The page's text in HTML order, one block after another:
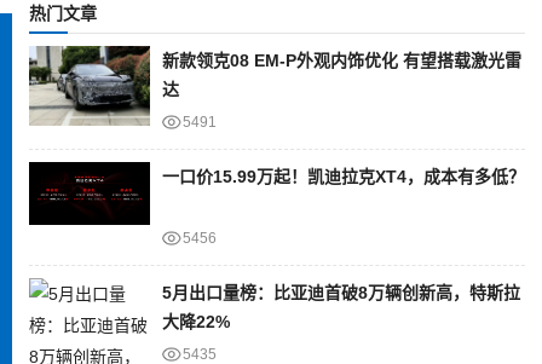
热门文章
新款领克08 EM-P外观内饰优化 有望搭载激光雷
达
5491
一口价15.99万起！凯迪拉克XT4，成本有多低？
5456
5月出口量榜：比亚迪首破8万辆创新高，特斯拉
大降22%
5435